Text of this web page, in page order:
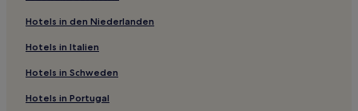
Ushigome Hotels
Hotels nahe Bahnhof Chiba Nagaura
Hotels nahe Station DisneySea Tokio
Goikaigan Hotels
Hotels in den Niederlanden
Hotels in Italien
Hotels in Schweden
Hotels in Portugal